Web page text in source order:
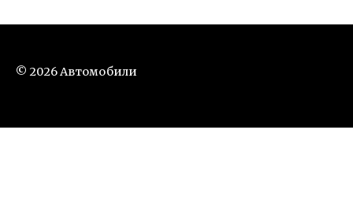
© 2026 Автомобили